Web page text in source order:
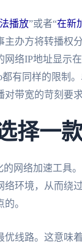
播放”或者“在新
办方将转播权
络IP地址显示
有同样的限制
带宽的苛刻要求
择一
网络加速工具
环境，从而绕
。
线路。这意味